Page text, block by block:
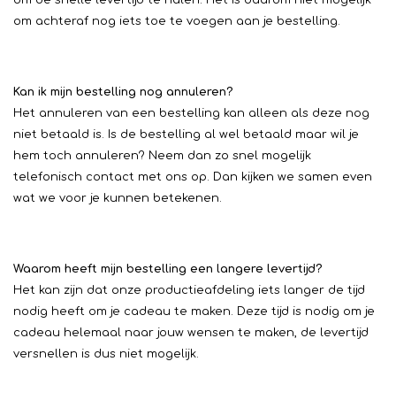
om achteraf nog iets toe te voegen aan je bestelling.
Kan ik mijn bestelling nog annuleren?
Het annuleren van een bestelling kan alleen als deze nog
niet betaald is. Is de bestelling al wel betaald maar wil je
hem toch annuleren? Neem dan zo snel mogelijk
telefonisch contact met ons op. Dan kijken we samen even
wat we voor je kunnen betekenen.
Waarom heeft mijn bestelling een langere levertijd?
Het kan zijn dat onze productieafdeling iets langer de tijd
nodig heeft om je cadeau te maken. Deze tijd is nodig om je
cadeau helemaal naar jouw wensen te maken, de levertijd
versnellen is dus niet mogelijk.